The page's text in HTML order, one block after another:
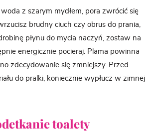
z szarym mydłem, pora zwrócić się
brudny ciuch czy obrus do prania,
płynu do mycia naczyń, zostaw na
energicznie pocieraj. Plama powinna
zdecydowanie się zmniejszy. Przed
do pralki, koniecznie wypłucz w zimnej
toalety